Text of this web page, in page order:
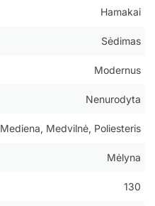
Hamakai
Sėdimas
Modernus
Nenurodyta
Mediena, Medvilnė, Poliesteris
Mėlyna
130